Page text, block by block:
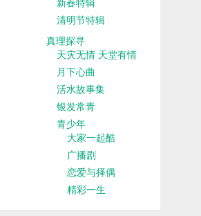
清明节特辑
真理探寻
天灾无情 天堂有情
月下心曲
活水故事集
银发常青
青少年
大家一起酷
广播剧
恋爱与择偶
精彩一生